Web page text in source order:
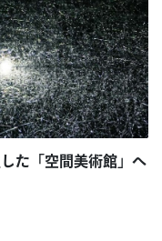
た「空間美術館」へ